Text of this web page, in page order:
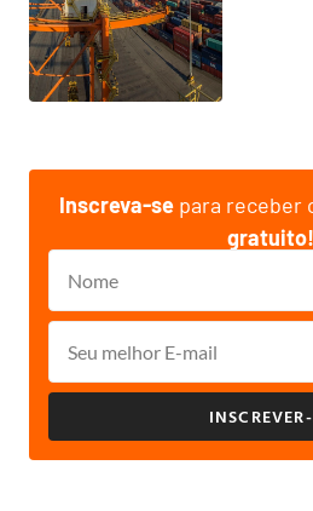
Inscreva-se para receber
gratuito!